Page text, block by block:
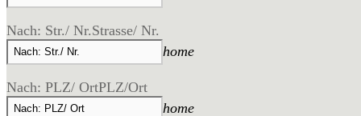
Nach: Str./ Nr.Strasse/ Nr.
home
Nach: PLZ/ OrtPLZ/Ort
home